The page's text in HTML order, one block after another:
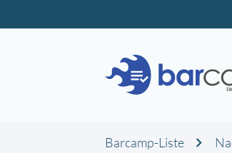
Barcamp-Liste